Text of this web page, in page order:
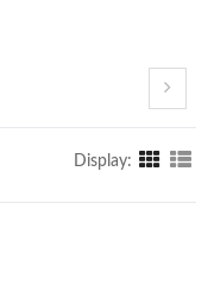
Display: